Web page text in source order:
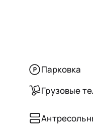
Парковка
Грузовые